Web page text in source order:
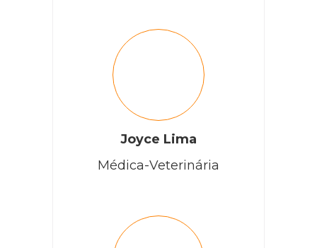
Joyce Lima
Médica-Veterinária